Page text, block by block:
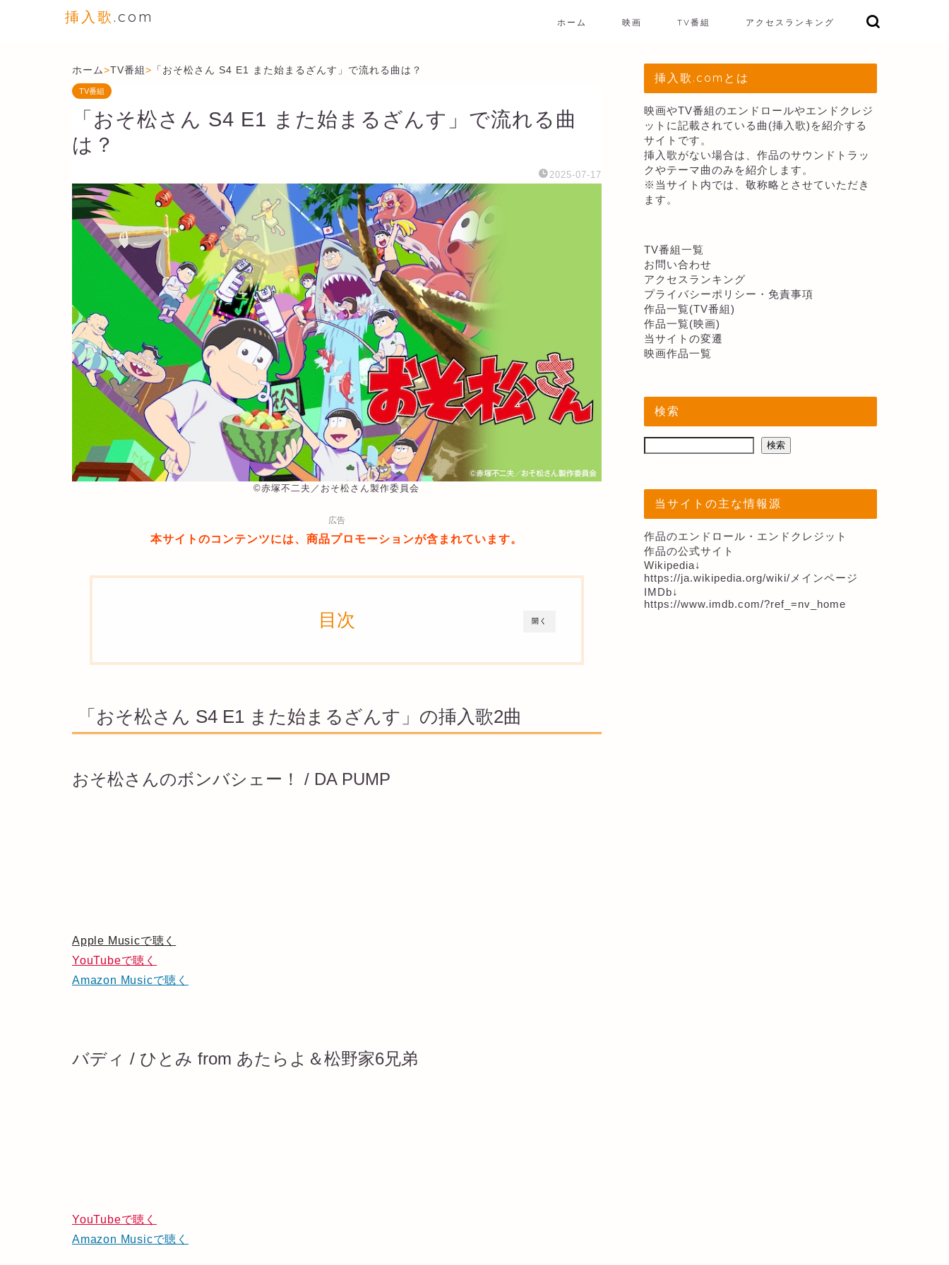
挿入歌.com ホーム 映画 TV番組 アクセスランキング
ホーム>TV番組> 「おそ松さん S4 E1 また始まるざんす」で流れる曲は？
TV番組
「おそ松さん S4 E1 また始まるざんす」で流れる曲
は？
2025-07-17
©︎赤塚不二夫／おそ松さん製作委員会
広告
本サイトのコンテンツには、商品プロモーションが含まれています。
開く
目次
「おそ松さん S4 E1 また始まるざんす」の挿入歌2曲
おそ松さんのボンバシェー！ / DA PUMP
Apple Musicで聴く
YouTubeで聴く
Amazon Musicで聴く
バディ / ひとみ from あたらよ＆松野家6兄弟
YouTubeで聴く
Amazon Musicで聴く
挿入歌.comとは
映画やTV番組のエンドロールやエンドクレジ
ットに記載されている曲(挿入歌)を紹介する
サイトです。
挿入歌がない場合は、作品のサウンドトラッ
クやテーマ曲のみを紹介します。
※当サイト内では、敬称略とさせていただき
ます。
TV番組一覧
お問い合わせ
アクセスランキング
プライバシーポリシー・免責事項
作品一覧(TV番組)
作品一覧(映画)
当サイトの変遷
映画作品一覧
検索
検索
当サイトの主な情報源
作品のエンドロール・エンドクレジット
作品の公式サイト
Wikipedia↓
https://ja.wikipedia.org/wiki/メインページ
IMDb↓
https://www.imdb.com/?ref_=nv_home